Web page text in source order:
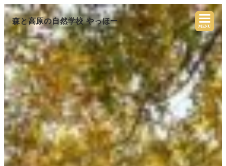
森と高原の自然学校 やっほー
MENU